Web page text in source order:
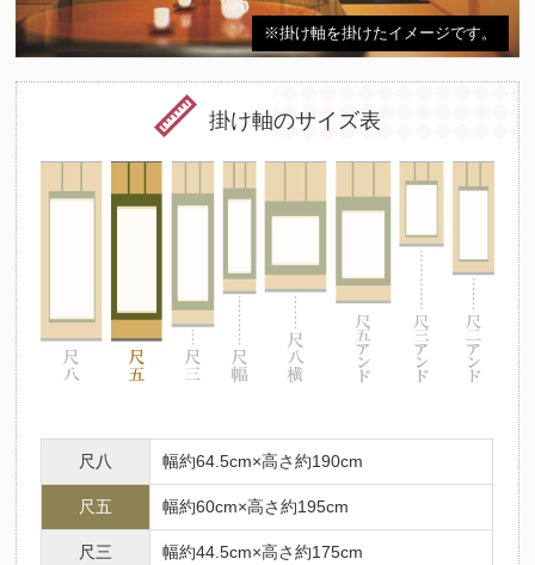
※掛け軸を掛けたイメージです。
掛け軸のサイズ表
尺八 幅約64.5cm×高さ約190cm
尺五 幅約60cm×高さ約195cm
尺三 幅約44.5cm×高さ約175cm